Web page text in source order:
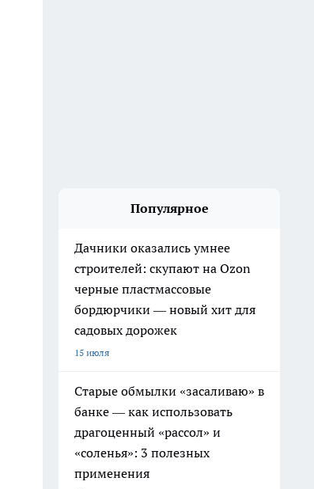
Популярное
Дачники оказались умнее
строителей: скупают на Ozon
черные пластмассовые
бордюрчики — новый хит для
садовых дорожек
15 июля
Старые обмылки «засаливаю» в
банке — как использовать
драгоценный «рассол» и
«соленья»: 3 полезных
применения